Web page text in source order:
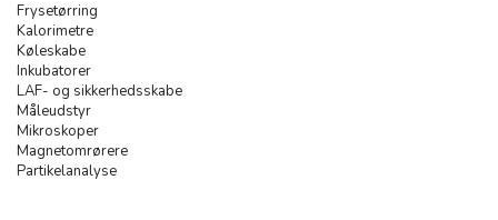
Frysetørring
Kalorimetre
Køleskabe
Inkubatorer
LAF- og sikkerhedsskabe
Måleudstyr
Mikroskoper
Magnetomrørere
Partikelanalyse